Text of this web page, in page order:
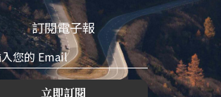
訂閱電子報
立即訂閱